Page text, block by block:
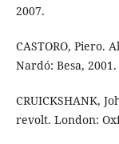
2007.
CASTORO, Piero.
Nardó: Besa, 2001.
CRUICKSHANK,
revolt. London: